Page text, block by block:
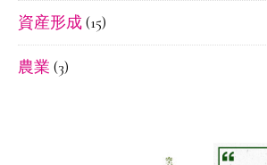
資産形成(15)
農業 (3)